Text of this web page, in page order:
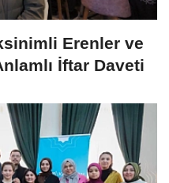
Erenler ve
İftar Daveti